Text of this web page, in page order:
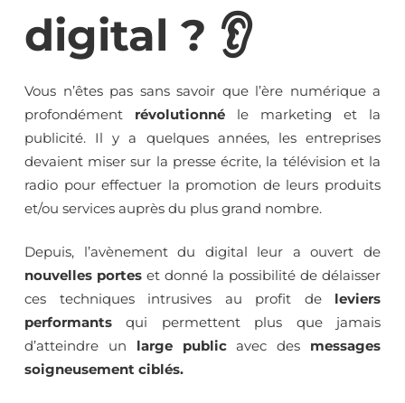
digital ? 👂
Vous n’êtes pas sans savoir que l’ère numérique a
profondément révolutionné le marketing et la
publicité. Il y a quelques années, les entreprises
devaient miser sur la presse écrite, la télévision et la
radio pour effectuer la promotion de leurs produits
et/ou services auprès du plus grand nombre.
Depuis, l’avènement du digital leur a ouvert de
nouvelles portes et donné la possibilité de délaisser
ces techniques intrusives au profit de leviers
performants qui permettent plus que jamais
d’atteindre un large publicavec des messages
soigneusement ciblés.